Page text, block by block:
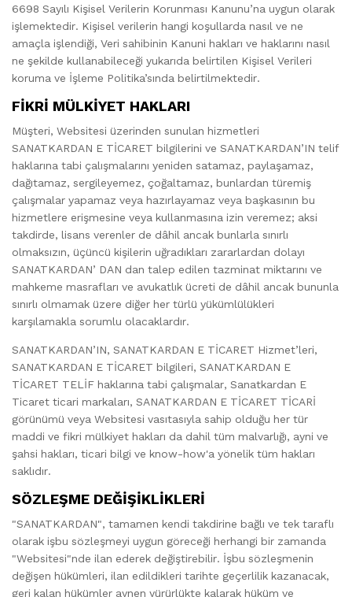
6698 Sayılı Kişisel Verilerin Korunması Kanunu’na uygun olarak
işlemektedir. Kişisel verilerin hangi koşullarda nasıl ve ne
amaçla işlendiği, Veri sahibinin Kanuni hakları ve haklarını nasıl
ne şekilde kullanabileceği yukarıda belirtilen Kişisel Verileri
koruma ve İşleme Politika’sında belirtilmektedir.
FİKRİ MÜLKİYET HAKLARI
Müşteri, Websitesi üzerinden sunulan hizmetleri
SANATKARDAN E TİCARET bilgilerini ve SANATKARDAN’IN telif
haklarına tabi çalışmalarını yeniden satamaz, paylaşamaz,
dağıtamaz, sergileyemez, çoğaltamaz, bunlardan türemiş
çalışmalar yapamaz veya hazırlayamaz veya başkasının bu
hizmetlere erişmesine veya kullanmasına izin veremez; aksi
takdirde, lisans verenler de dâhil ancak bunlarla sınırlı
olmaksızın, üçüncü kişilerin uğradıkları zararlardan dolayı
SANATKARDAN’ DAN dan talep edilen tazminat miktarını ve
mahkeme masrafları ve avukatlık ücreti de dâhil ancak bununla
sınırlı olmamak üzere diğer her türlü yükümlülükleri
karşılamakla sorumlu olacaklardır.
SANATKARDAN’IN, SANATKARDAN E TİCARET Hizmet’leri,
SANATKARDAN E TİCARET bilgileri, SANATKARDAN E
TİCARET TELİF haklarına tabi çalışmalar, Sanatkardan E
Ticaret ticari markaları, SANATKARDAN E TİCARET TİCARİ
görünümü veya Websitesi vasıtasıyla sahip olduğu her tür
maddi ve fikri mülkiyet hakları da dahil tüm malvarlığı, ayni ve
şahsi hakları, ticari bilgi ve know-how'a yönelik tüm hakları
saklıdır.
SÖZLEŞME DEĞİŞİKLİKLERİ
"SANATKARDAN", tamamen kendi takdirine bağlı ve tek taraflı
olarak işbu sözleşmeyi uygun göreceği herhangi bir zamanda
"Websitesi"nde ilan ederek değiştirebilir. İşbu sözleşmenin
değişen hükümleri, ilan edildikleri tarihte geçerlilik kazanacak,
geri kalan hükümler aynen yürürlükte kalarak hüküm ve